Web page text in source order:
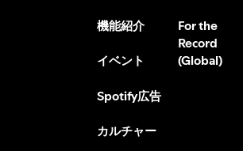
機能紹介
イベント
Spotify広告
カルチャー
For the
Record
(Global)